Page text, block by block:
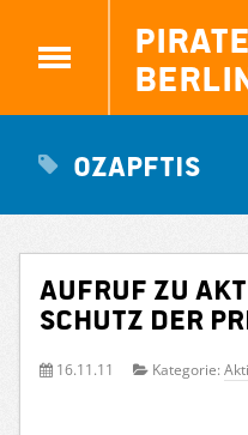
0zapftis
Aufruf zu
Schutz der
16.11.11 Kategorie: